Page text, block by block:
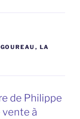
GOUREAU , LA
de Philippe
vente à